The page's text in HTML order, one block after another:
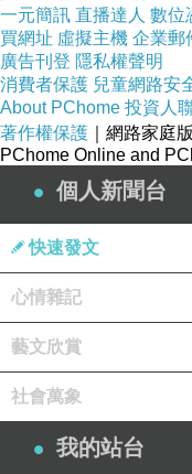
一元簡訊 直播達人 數位
買網址 虛擬主機 企業郵
廣告刊登 隱私權聲明
消費者保護 兒童網路安
About PChome 投資人
著作權保護 ｜網路家庭
PChome Online and
個人新聞台
快速發文
心情雜記
藝文欣賞
社會萬象
我的站台